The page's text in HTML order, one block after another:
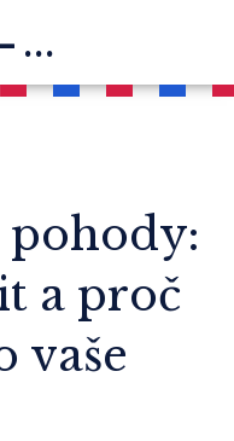
Inspirace Liberec – psychoterapie
pohody:
a proč
vaše